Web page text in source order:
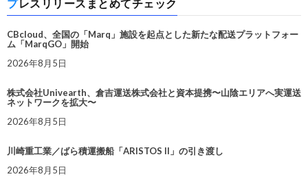
プレスリリースまとめてチェック
CBcloud、全国の「Marq」施設を起点とした新たな配送プラットフォー
ム「MarqGO」開始
2026年8月5日
株式会社Univearth、倉吉運送株式会社と資本提携〜山陰エリアへ実運送
ネットワークを拡大〜
2026年8月5日
川崎重工業／ばら積運搬船「ARISTOS II」の引き渡し
2026年8月5日